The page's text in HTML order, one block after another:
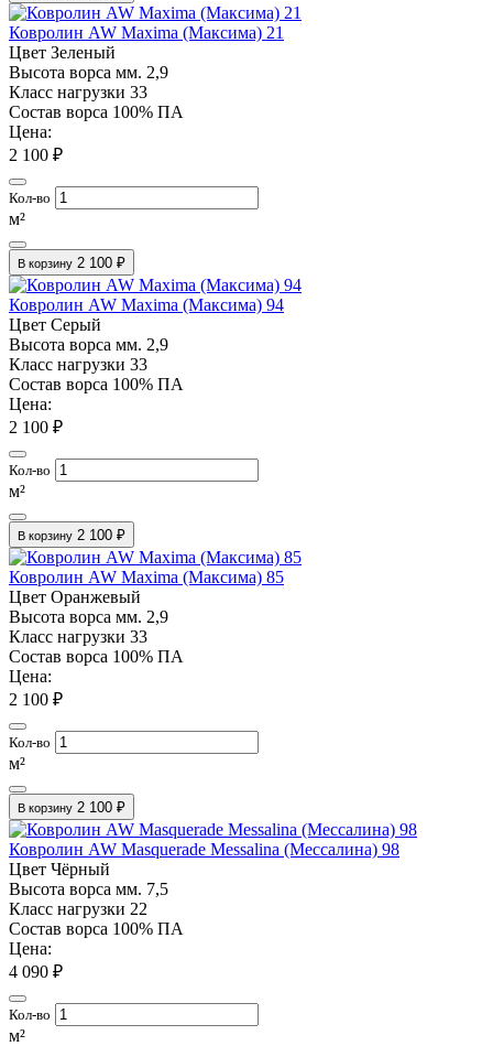
Ковролин AW Maxima (Максима) 21
Цвет Зеленый
Высота ворса мм. 2,9
Класс нагрузки 33
Состав ворса 100% ПА
Цена:
2 100 ₽
Кол-во
м²
В корзину 2 100 ₽
Ковролин AW Maxima (Максима) 94
Цвет Серый
Высота ворса мм. 2,9
Класс нагрузки 33
Состав ворса 100% ПА
Цена:
2 100 ₽
Кол-во
м²
В корзину 2 100 ₽
Ковролин AW Maxima (Максима) 85
Цвет Оранжевый
Высота ворса мм. 2,9
Класс нагрузки 33
Состав ворса 100% ПА
Цена:
2 100 ₽
Кол-во
м²
В корзину 2 100 ₽
Ковролин AW Masquerade Messalina (Мессалина) 98
Цвет Чёрный
Высота ворса мм. 7,5
Класс нагрузки 22
Состав ворса 100% ПА
Цена:
4 090 ₽
Кол-во
м²